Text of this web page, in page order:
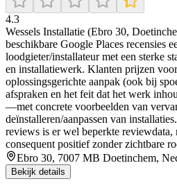
4.3
Wessels Installatie (Ebro 30,
beschikbare Google Places recensies
loodgieter/installateur met een sterke
en installatiewerk. Klanten prijzen
oplossingsgerichte aanpak (ook bij
afspraken en het feit dat het werk
—met concrete voorbeelden van
deïnstalleren/aanpassen van
reviews is er wel beperkte reviewdata,
consequent positief zonder zichtbare
Ebro 30, 7007 MB Doetinchem,
Bekijk details